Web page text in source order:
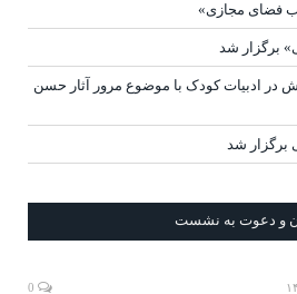
فضای مجازی»
برگزار شد
ادبیات کودک با موضوع مرور آثار حسن
برگزار شد
و دعوت به نشست